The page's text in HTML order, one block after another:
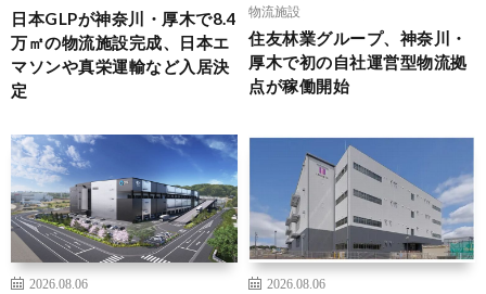
日本GLPが神奈川・厚木で8.4
万㎡の物流施設完成、日本エ
マソンや真栄運輸など入居決
定
物流施設
住友林業グループ、神奈川・
厚木で初の自社運営型物流拠
点が稼働開始
2026.08.06
2026.08.06